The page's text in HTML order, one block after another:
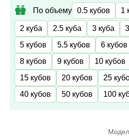
По объему 0.5 кубов 1
2 куба 2.5 куба 3 куба
5 кубов
5.5 кубов 6 кубов
8 кубов
9 кубов 10 кубов
15 кубов
20 кубов 25
40 кубов
50 кубов 100